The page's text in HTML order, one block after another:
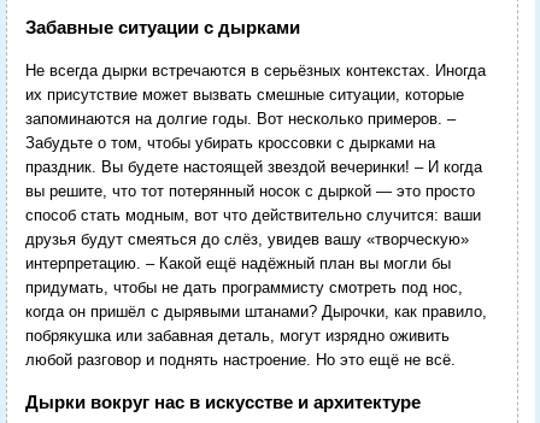
Забавные ситуации с дырками
Не всегда дырки встречаются в серьёзных контекстах. Иногда
их присутствие может вызвать смешные ситуации, которые
запоминаются на долгие годы. Вот несколько примеров. –
Забудьте о том, чтобы убирать кроссовки с дырками на
праздник. Вы будете настоящей звездой вечеринки! – И когда
вы решите, что тот потерянный носок с дыркой — это просто
способ стать модным, вот что действительно случится: ваши
друзья будут смеяться до слёз, увидев вашу «творческую»
интерпретацию. – Какой ещё надёжный план вы могли бы
придумать, чтобы не дать программисту смотреть под нос,
когда он пришёл с дырявыми штанами? Дырочки, как правило,
побрякушка или забавная деталь, могут изрядно оживить
любой разговор и поднять настроение. Но это ещё не всё.
Дырки вокруг нас в искусстве и архитектуре